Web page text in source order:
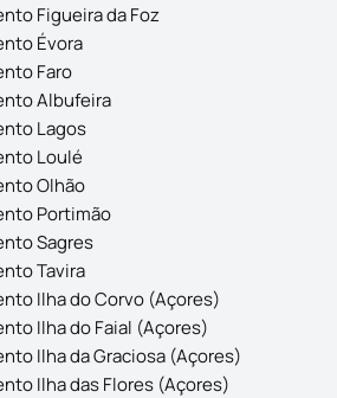
Figueira da Foz
Évora
Faro
Albufeira
Lagos
Loulé
Olhão
Portimão
Sagres
Tavira
Ilha do Corvo (Açores)
Ilha do Faial (Açores)
Ilha da Graciosa (Açores)
Ilha das Flores (Açores)